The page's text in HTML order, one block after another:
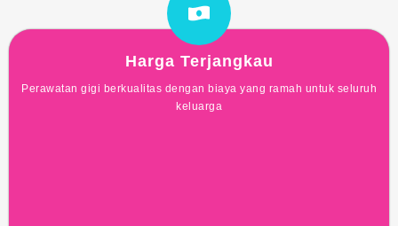
Harga Terjangkau
Perawatan gigi berkualitas dengan biaya yang ramah untuk seluruh
keluarga